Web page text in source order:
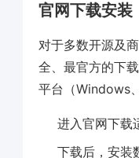
官网下载安装
对于多数开源及
全、最官方的下
平台（Windows
进入官网下载
下载后，安装